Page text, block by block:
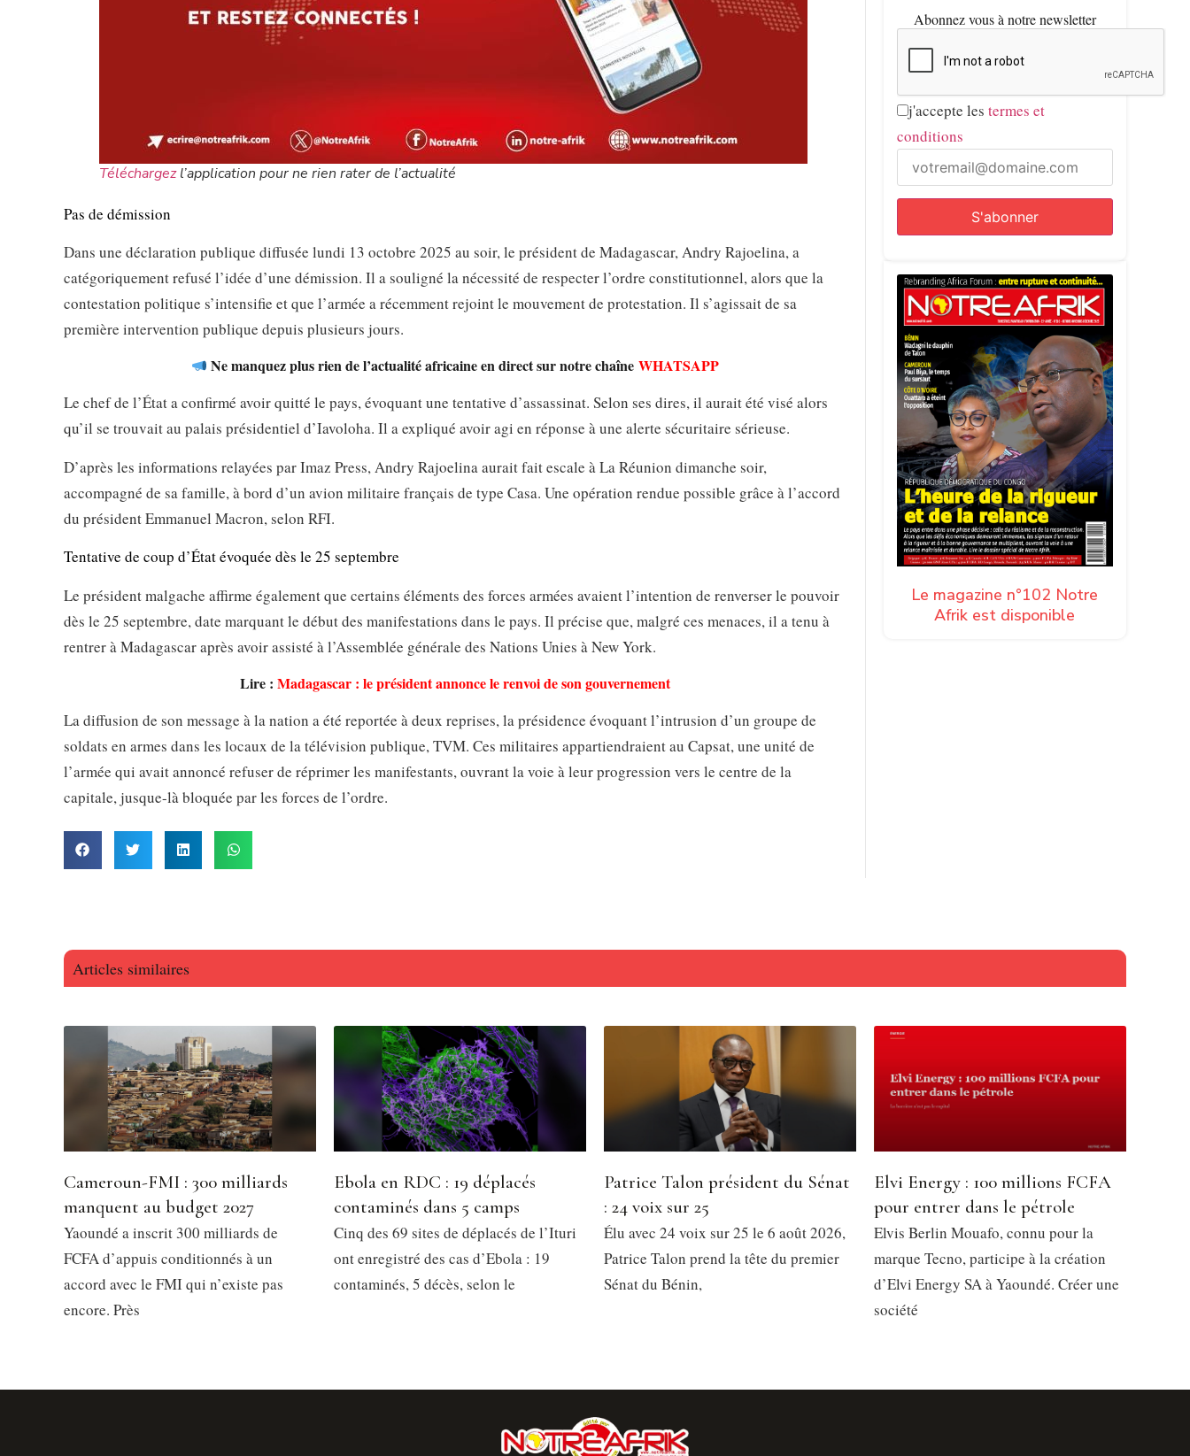
Téléchargezl’application pour ne rien rater de l’actualité
Pas de démission
Dans une déclaration publique diffusée lundi 13 octobre 2025 au soir, le président de Madagascar, Andry Rajoelina, a
catégoriquement refusé l’idée d’une démission. Il a souligné la nécessité de respecter l’ordre constitutionnel, alors que la
contestation politique s’intensifie et que l’armée a récemment rejoint le mouvement de protestation. Il s’agissait de sa
première intervention publique depuis plusieurs jours.
Ne manquez plus rien de l’actualité africaine en direct sur notre chaîneWHATSAPP
Le chef de l’État a confirmé avoir quitté le pays, évoquant une tentative d’assassinat. Selon ses dires, il aurait été visé alors
qu’il se trouvait au palais présidentiel d’Iavoloha. Il a expliqué avoir agi en réponse à une alerte sécuritaire sérieuse.
D’après les informations relayées par Imaz Press, Andry Rajoelina aurait fait escale à La Réunion dimanche soir,
accompagné de sa famille, à bord d’un avion militaire français de type Casa. Une opération rendue possible grâce à l’accord
du président Emmanuel Macron, selon RFI.
Tentative de coup d’État évoquée dès le 25 septembre
Le président malgache affirme également que certains éléments des forces armées avaient l’intention de renverser le pouvoir
dès le 25 septembre, date marquant le début des manifestations dans le pays. Il précise que, malgré ces menaces, il a tenu à
rentrer à Madagascar après avoir assisté à l’Assemblée générale des Nations Unies à New York.
Lire :Madagascar : le président annonce le renvoi de son gouvernement
La diffusion de son message à la nation a été reportée à deux reprises, la présidence évoquant l’intrusion d’un groupe de
soldats en armes dans les locaux de la télévision publique, TVM. Ces militaires appartiendraient au Capsat, une unité de
l’armée qui avait annoncé refuser de réprimer les manifestants, ouvrant la voie à leur progression vers le centre de la
capitale, jusque-là bloquée par les forces de l’ordre.
Abonnez vous à notre newsletter
j'accepte les termes et
conditions
Le magazine n°102 Notre
Afrik est disponible
Articles similaires
Cameroun-FMI : 300 milliards
manquent au budget 2027
Yaoundé a inscrit 300 milliards de
FCFA d’appuis conditionnés à un
accord avec le FMI qui n’existe pas
encore. Près
Ebola en RDC : 19 déplacés
contaminés dans 5 camps
Cinq des 69 sites de déplacés de l’Ituri
ont enregistré des cas d’Ebola : 19
contaminés, 5 décès, selon le
Patrice Talon président du Sénat
: 24 voix sur 25
Élu avec 24 voix sur 25 le 6 août 2026,
Patrice Talon prend la tête du premier
Sénat du Bénin,
Elvi Energy : 100 millions FCFA
pour entrer dans le pétrole
Elvis Berlin Mouafo, connu pour la
marque Tecno, participe à la création
d’Elvi Energy SA à Yaoundé. Créer une
société